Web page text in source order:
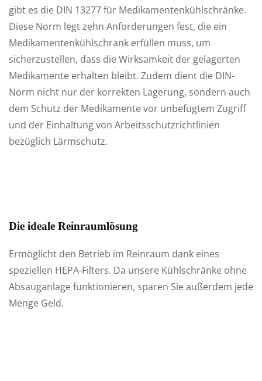
gibt es die DIN 13277 für Medikamentenkühlschränke.
Diese Norm legt zehn Anforderungen fest, die ein
Medikamentenkühlschrank erfüllen muss, um
sicherzustellen, dass die Wirksamkeit der gelagerten
Medikamente erhalten bleibt. Zudem dient die DIN-
Norm nicht nur der korrekten Lagerung, sondern auch
dem Schutz der Medikamente vor unbefugtem Zugriff
und der Einhaltung von Arbeitsschutzrichtlinien
bezüglich Lärmschutz.
Die ideale Reinraumlösung
Ermöglicht den Betrieb im Reinraum dank eines
speziellen HEPA-Filters. Da unsere Kühlschränke ohne
Absauganlage funktionieren, sparen Sie außerdem jede
Menge Geld.